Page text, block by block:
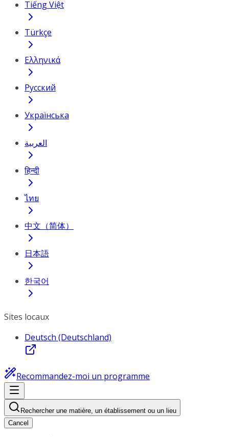
Tiếng Việt
Türkçe
Ελληνικά
Русский
Українська
العربية
हिन्दी
ไทย
中文（简体）
日本語
한국어
Sites locaux
Deutsch (Deutschland)
Recommandez-moi un programme
Rechercher une matière, un établissement ou un lieu
Cancel